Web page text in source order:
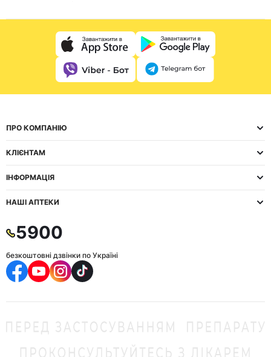
ПРО КОМПАНІЮ
КЛІЄНТАМ
ІНФОРМАЦІЯ
НАШІ АПТЕКИ
5900
безкоштовні дзвінки по Україні